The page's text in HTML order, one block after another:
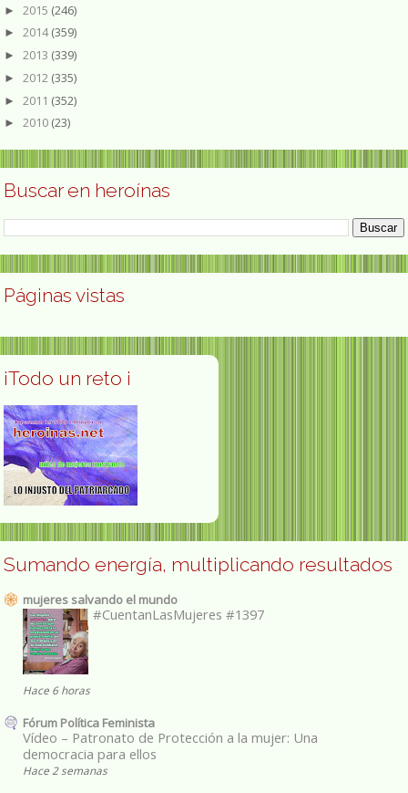
► 2015 (246)
► 2014(359)
► 2013 (339)
► 2012 (335)
► 2011 (352)
► 2010 (23)
Buscar en heroínas
Páginas vistas
¡Todo un reto ¡
Sumando energía, multiplicando resultados
mujeres salvando el mundo
#CuentanLasMujeres #1397
Hace 6 horas
Fórum Política Feminista
Vídeo – Patronato de Protección a la mujer: Una
democracia para ellos
Hace 2 semanas